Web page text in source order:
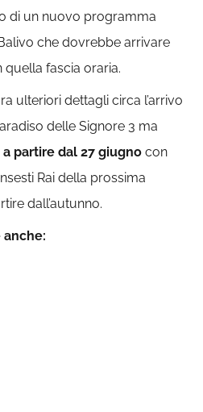
di un nuovo programma
che dovrebbe arrivare
fascia oraria.
ulteriori dettagli circa l’arrivo
delle Signore 3 ma
a partire dal 27 giugno con
Rai della prossima
dall’autunno.
anche: